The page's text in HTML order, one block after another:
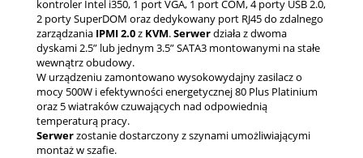
kontroler Intel i350, 1 port VGA, 1 port COM, 4 porty USB 2.0,
2 porty SuperDOM oraz dedykowany port RJ45 do zdalnego
zarządzania IPMI 2.0z KVM.Serwerdziała z dwoma
dyskami 2.5” lub jednym 3.5” SATA3 montowanymi na stałe
wewnątrz obudowy.
W urządzeniu zamontowano wysokowydajny zasilacz o
mocy 500W i efektywności energetycznej 80 Plus Platinium
oraz 5 wiatraków czuwających nad odpowiednią
temperaturą pracy.
Serwerzostanie dostarczony z szynami umożliwiającymi
montaż w szafie.